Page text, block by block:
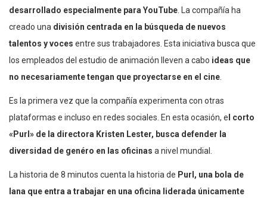
desarrollado especialmente para YouTube . La compañía ha
creado una división centrada en la búsqueda de nuevos
talentos y voces entre sus trabajadores. Esta iniciativa busca que
los empleados del estudio de animación lleven a cabo ideas que
no necesariamente tengan que proyectarse en el cine
Es la primera vez que la compañía experimenta con otras
plataformas e incluso en redes sociales. En esta ocasión, e l corto
«Purl» de la directora Kristen Lester, busca defender la
diversidad de genéro en las oficinas a nivel mundial.
La historia de 8 minutos cuenta la historia de Purl, una bola de
lana que entra a trabajar en una oficina liderada únicamente